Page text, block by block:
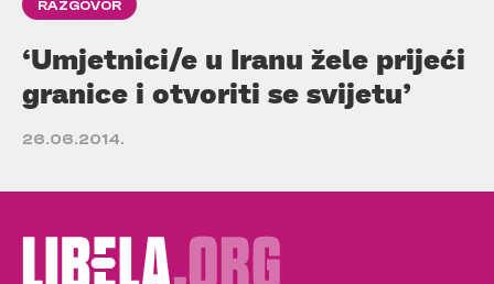
RAZGOVOR
‘Umjetnici/e u Iranu žele prijeći
granice i otvoriti se svijetu’
26.06.2014.